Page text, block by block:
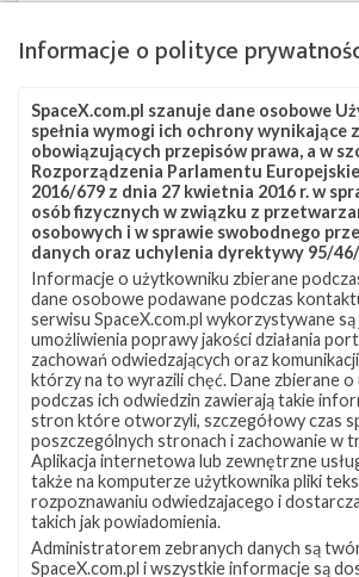
okołoziemską (LEO) o inklinacji 53°.
Szukaj po tematach
ASOG Falcon 9 SLC-40
Starlink Group 10-11 Starlink-294
Informacje o polityce
SpaceX.com.pl szanuje dane osobowe
spełnia wymogi ich ochrony wynikające
obowiązujących przepisów prawa, a w
Rozporządzenia Parlamentu
2016/679 z dnia 27 kwietnia 2016 r. w
osób fizycznych w związku z
osobowych i w sprawie swobodnego
danych oraz uchylenia dyrektywy 95/
Informacje o użytkowniku zbierane
dane osobowe podawane podczas
serwisu SpaceX.com.pl wykorzystywane są
umożliwienia poprawy jakości działania
zachowań odwiedzających oraz
którzy na to wyrazili chęć. Dane zbierane
podczas ich odwiedzin zawierają takie
stron które otworzyli, szczegółowy czas
poszczególnych stronach i zachowanie w
Aplikacja internetowa lub zewnętrzne
także na komputerze użytkownika pliki
rozpoznawaniu odwiedzajacego i
takich jak powiadomienia.
Administratorem zebranych danych są
SpaceX.com.pl i wszystkie informacje są